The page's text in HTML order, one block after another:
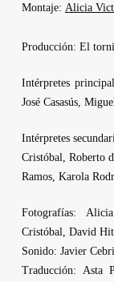
Montaje: Alicia
Producción: El
Intérpretes
José Casasús,
Intérpretes
Cristóbal, Roberto
Ramos, Karola
Fotografías:
Cristóbal, David
Sonido: Javier
Traducción: Asta